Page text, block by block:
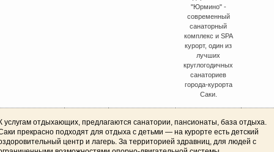
"Юрмино" -
современный
санаторный
комплекс и SPA
курорт, один из
лучших
круглогодичных
санаториев
города-курорта
Саки.
услугам отдыхающих, предлагаются санатории, пансионаты, база отдыха.
прекрасно подходят для отдыха с детьми — на курорте есть детский
центр и лагерь. За территорией здравниц, для людей с